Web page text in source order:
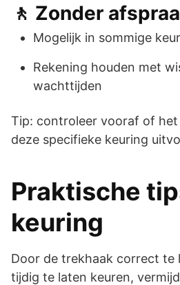
🚶 Zonder
Mogelijk in sommige
Rekening houden met
wachttijden
Tip: controleer vooraf of
deze specifieke keuring
Praktische
keuring
Door de trekhaak correct te
tijdig te laten keuren,